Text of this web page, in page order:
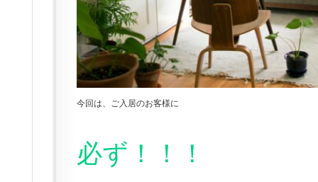
今回は、ご入居のお客様に
必ず！！！